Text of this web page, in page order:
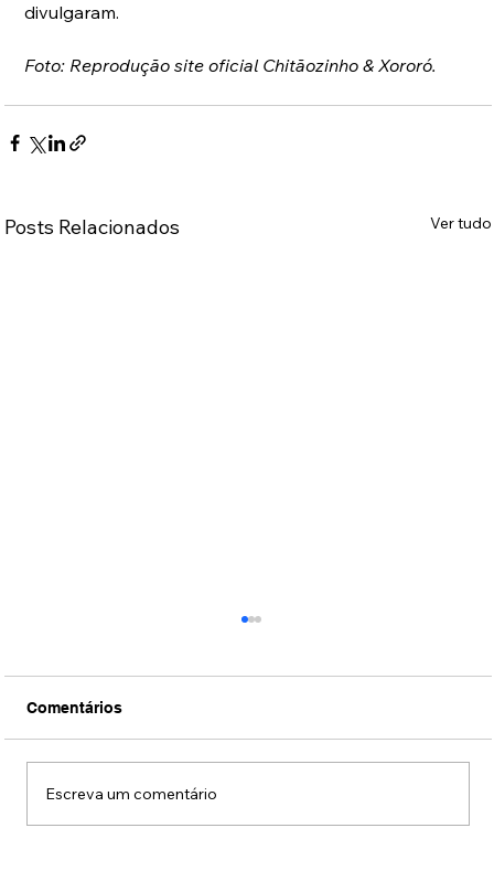
divulgaram.
Foto: Reprodução site oficial Chitãozinho & Xororó.
Posts Relacionados Ver tudo
Comentários
Escreva um comentário